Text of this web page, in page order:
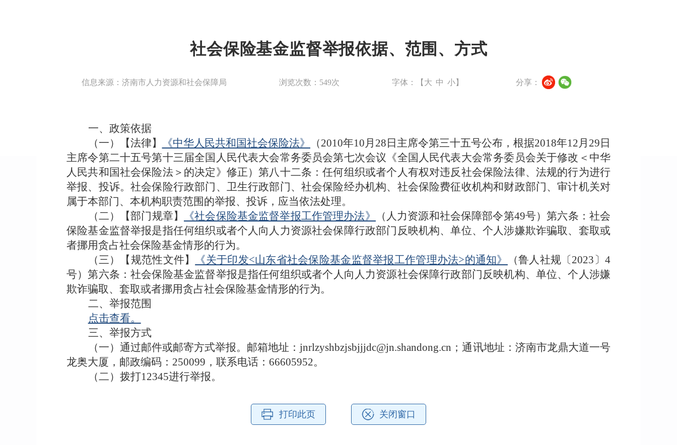
社会保险基金监督举报依据、范围、方式
信息来源：济南市人力资源和社会保障局 浏览次数： 549次 字体：【 大 中 小】 分享：
一、政策依据
（一）【法律】
《中华人民共和国社会保险法》
（2010年10月28日主席令第三十五号公布，根据2018年12月29日
主席令第二十五号第十三届全国人民代表大会常务委员会第七次会议《全国人民代表大会常务委员会关于修改＜中华
人民共和国社会保险法＞的决定》修正）第八十二条：任何组织或者个人有权对违反社会保险法律、法规的行为进行
举报、投诉。社会保险行政部门、卫生行政部门、社会保险经办机构、社会保险费征收机构和财政部门、审计机关对
属于本部门、本机构职责范围的举报、投诉，应当依法处理。
（二）【部门规章】
《社会保险基金监督举报工作管理办法》
（人力资源和社会保障部令第49号）第六条：社会
保险基金监督举报是指任何组织或者个人向人力资源社会保障行政部门反映机构、单位、个人涉嫌欺诈骗取、套取或
者挪用贪占社会保险基金情形的行为。
（三）【规范性文件】
《关于印发<山东省社会保险基金监督举报工作管理办法>的通知》
（鲁人社规〔2023〕4
号）第六条 ：社会保险基金监督举报是指任何组织或者个人向人力资源社会保障行政部门反映机构、单位、个人涉嫌
欺诈骗取、套取或者挪用贪占社会保险基金情形的行为。
二、举报范围
点击查看。
三、举报方式
（一） 通过邮件或邮寄方式举报。邮箱地址：jnrlzyshbzjsbjjjdc@jn.shandong.cn；通讯地址：济南市龙鼎大道一号
龙奥大厦，邮政编码： 250099，联系电话：66605952。
（二）拨打12345进行举报。
打印此页 关闭窗口